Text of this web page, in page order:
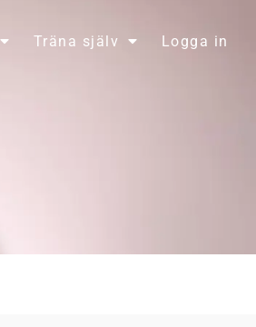
Träna själv Logga in